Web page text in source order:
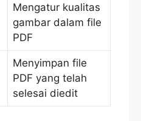
Mengatur kualitas
gambar dalam file
PDF
Menyimpan file
PDF yang telah
selesai diedit